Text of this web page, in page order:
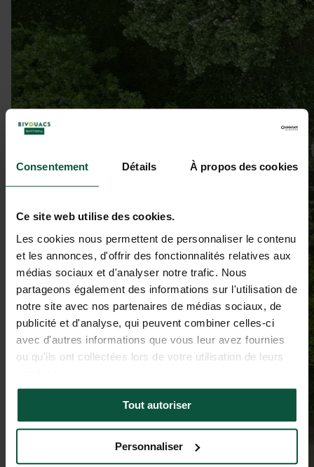
Consentement Détails À propos des cookies
Ce site web utilise des cookies.
Les cookies nous permettent de personnaliser le contenu
et les annonces, d'offrir des fonctionnalités relatives aux
médias sociaux et d'analyser notre trafic. Nous
partageons également des informations sur l'utilisation de
notre site avec nos partenaires de médias sociaux, de
publicité et d'analyse, qui peuvent combiner celles-ci
avec d'autres informations que vous leur avez fournies
ou qu'ils ont collectées lors de votre utilisation de leurs
Tout autoriser
Personnaliser